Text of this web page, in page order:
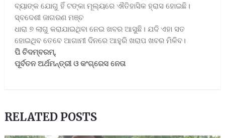
ବ୍ୟାଙ୍କ ଯୋଗୁ ହିଁ ଟଙ୍କା ମୂଲ୍ୟରେ ଐତିହାସିକ ହ୍ରାସ ହୋଇଛି।
ସ୍ବଦେଶୀ ଜାଗରଣ ମଞ୍ଚ
ଧାରା ୭ ଲାଗୁ କରାଯାଇଥିବା ନେଇ ଖବର ଆସୁଛି। ଯଦି ଏହା ସତ
ହୋଇଥିବ ତେବେ ଆଗାମୀ ଦିନରେ ଆହୁରି ଖରାପ ଖବର ମିଳିବ।
ପି ଚିଦମ୍ବରମ୍,
ପୂର୍ବତନ ଅର୍ଥମନ୍ତ୍ରୀ ଓ କଂଗ୍ରେସ ନେତା
RELATED POSTS